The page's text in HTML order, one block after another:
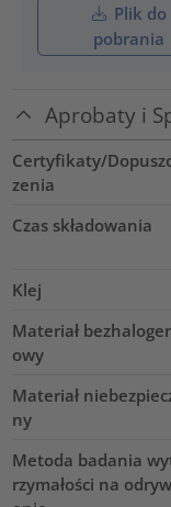
Plik do
pobrania
Aprobaty i
Certyfikaty/
zenia
Czas składowania
Klej
Materiał
owy
Materiał
ny
Metoda badania
rzymałości na odryw